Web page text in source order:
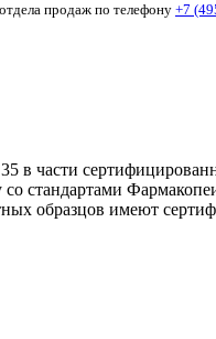
продаж по телефону +7
в части
со стандартами
имеют